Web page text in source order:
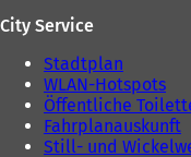
City Service
Stadtplan
WLAN-Hotspots
Öffentliche
Fahrplanauskunft
Still- und